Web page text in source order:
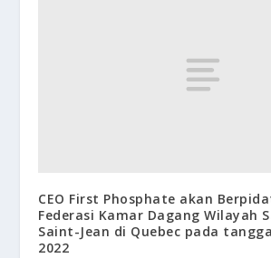
CEO First Phosphate akan
Federasi Kamar Dagang Wilayah
Saint-Jean di Quebec pada
2022